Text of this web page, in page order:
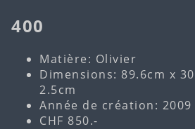
400
Matière: Olivier
Dimensions: 89.6cm x
2.5cm
Année de création: 2009
CHF 850.-